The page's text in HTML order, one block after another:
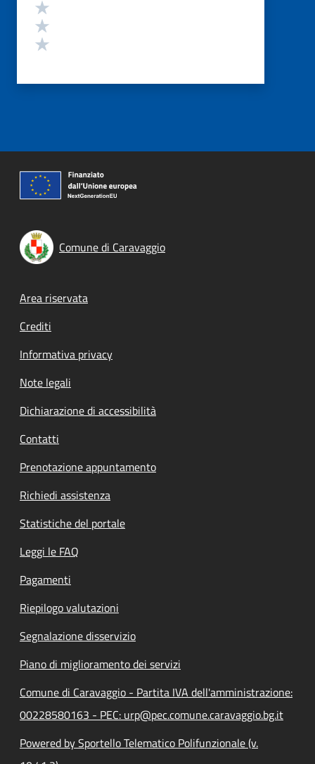
Comune di Caravaggio
Footer menu
Area riservata
Crediti
Informativa privacy
Note legali
Dichiarazione di accessibilità
Contatti
Prenotazione appuntamento
Richiedi assistenza
Statistiche del portale
Leggi le FAQ
Pagamenti
Riepilogo valutazioni
Segnalazione disservizio
Piano di miglioramento dei servizi
Comune di Caravaggio - Partita IVA dell'amministrazione:
00228580163 - PEC: urp@pec.comune.caravaggio.bg.it
Powered by Sportello Telematico Polifunzionale (v.